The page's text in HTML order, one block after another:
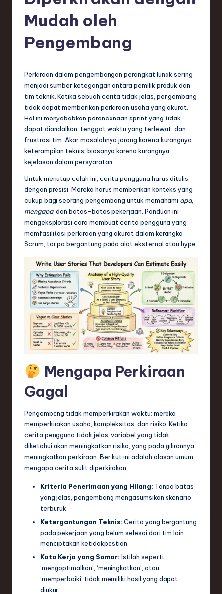
si
L
T
d
T
Mudah oleh
Pengembang
Perkiraan dalam pengembangan perangkat lunak sering
menjadi sumber ketegangan antara pemilik produk dan
tim teknik. Ketika sebuah cerita tidak jelas, pengembang
tidak dapat memberikan perkiraan usaha yang akurat.
Hal ini menyebabkan perencanaan sprint yang tidak
dapat diandalkan, tenggat waktu yang terlewat, dan
frustrasi tim. Akar masalahnya jarang karena kurangnya
keterampilan teknis; biasanya karena kurangnya
kejelasan dalam persyaratan.
Untuk menutup celah ini, cerita pengguna harus ditulis
dengan presisi. Mereka harus memberikan konteks yang
cukup bagi seorang pengembang untuk memahami apa,
mengapa, dan batas-batas pekerjaan. Panduan ini
mengeksplorasi cara membuat cerita pengguna yang
memfasilitasi perkiraan yang akurat dalam kerangka
Scrum, tanpa bergantung pada alat eksternal atau hype.
Mengapa Perkiraan
Gagal
Pengembang tidak memperkirakan waktu; mereka
memperkirakan usaha, kompleksitas, dan risiko. Ketika
cerita pengguna tidak jelas, variabel yang tidak
diketahui akan meningkatkan risiko, yang pada gilirannya
meningkatkan perkiraan. Berikut ini adalah alasan umum
mengapa cerita sulit diperkirakan:
Kriteria Penerimaan yang Hilang: Tanpa batas
yang jelas, pengembang mengasumsikan skenario
terburuk.
Ketergantungan Teknis: Cerita yang bergantung
pada pekerjaan yang belum selesai dari tim lain
menciptakan ketidakpastian.
Kata Kerja yang Samar: Istilah seperti
‘mengoptimalkan’, ‘meningkatkan’, atau
‘memperbaiki’ tidak memiliki hasil yang dapat
diukur.